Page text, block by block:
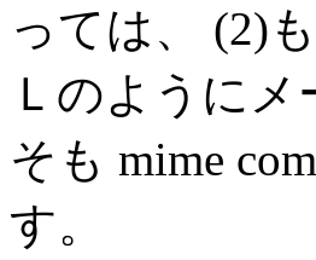
っては、 (2)
Ｌのように
そも mime
す。